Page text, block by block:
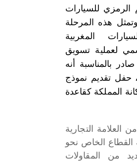
الرمزي للسيارات
هذه المرحلة
المغربية
لعملية تسويق
بالمناسبة أنه
الملكي بالرباط، حفل تقديم نموذج
المملكة كقاعدة
العلامة التجارية
القطاع الخاص نحو
من المقاولات